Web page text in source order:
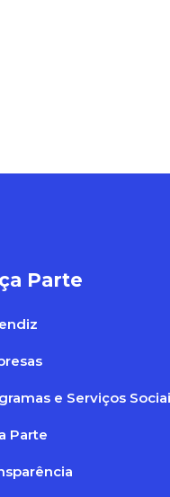
Parte
e Serviços
Parte